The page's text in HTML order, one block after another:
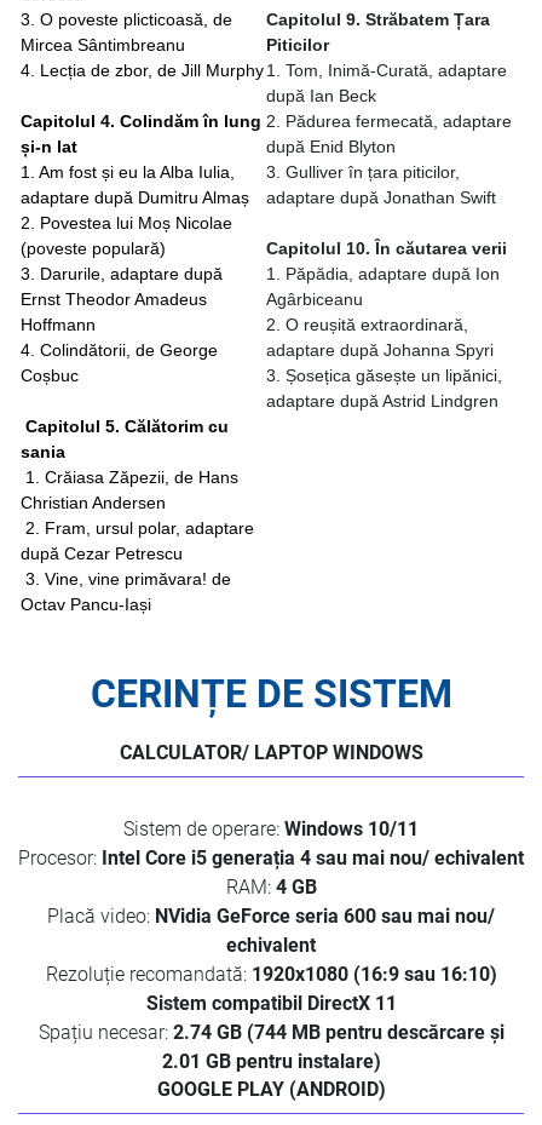
3. O poveste plicticoasă, de
Mircea Sântimbreanu
4. Lecția de zbor, de Jill Murphy
Capitolul 4. Colindăm în lung
și-n lat
1. Am fost și eu la Alba Iulia,
adaptare după Dumitru Almaș
2. Povestea lui Moș Nicolae
(poveste populară)
3. Darurile, adaptare după
Ernst Theodor Amadeus
Hoffmann
4. Colindătorii, de George
Coșbuc
Capitolul 5. Călătorim cu
sania
1. Crăiasa Zăpezii, de Hans
Christian Andersen
2. Fram, ursul polar, adaptare
după Cezar Petrescu
3. Vine, vine primăvara! de
Octav Pancu-Iași
Capitolul 9. Străbatem Țara
Piticilor
1. Tom, Inimă-Curată, adaptare
după Ian Beck
2. Pădurea fermecată, adaptare
după Enid Blyton
3. Gulliver în țara piticilor,
adaptare după Jonathan Swift
Capitolul 10. În căutarea verii
1. Păpădia, adaptare după Ion
Agârbiceanu
2. O reușită extraordinară,
adaptare după Johanna Spyri
3. Șosețica găsește un lipănici,
adaptare după Astrid Lindgren
CERINȚE DE SISTEM
CALCULATOR/ LAPTOP WINDOWS
Sistem de operare: Windows 10/11
Procesor: Intel Core i5 generația 4 sau mai nou/ echivalent
RAM: 4 GB
Placă video: NVidia GeForce seria 600 sau mai nou/
echivalent
Rezoluție recomandată: 1920x1080 (16:9 sau 16:10)
Sistem compatibil DirectX 11
Spațiu necesar: 2.74 GB (744 MB pentru descărcare și
2.01 GB pentru instalare)
GOOGLE PLAY (ANDROID)